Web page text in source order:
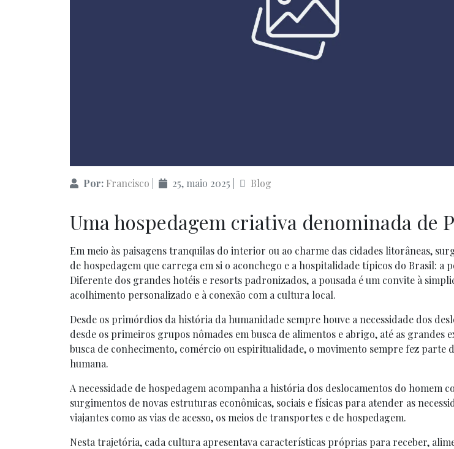
Por: Francisco 25, maio 2025 Blog
Uma hospedagem criativa denominada de
Em meio às paisagens tranquilas do interior ou ao charme das cidades litorâneas,
de hospedagem que carrega em si o aconchego e a hospitalidade típicos do Brasil: a
Diferente dos grandes hotéis e resorts padronizados, a pousada é um convite à
acolhimento personalizado e à conexão com a cultura local.
Desde os primórdios da história da humanidade sempre houve a necessidade dos
desde os primeiros grupos nômades em busca de alimentos e abrigo, até as grandes
busca de conhecimento, comércio ou espiritualidade, o movimento sempre fez parte
humana.
A necessidade de hospedagem acompanha a história dos deslocamentos do homem
surgimentos de novas estruturas econômicas, sociais e físicas para atender as
viajantes como as vias de acesso, os meios de transportes e de hospedagem.
Nesta trajetória, cada cultura apresentava características próprias para receber,